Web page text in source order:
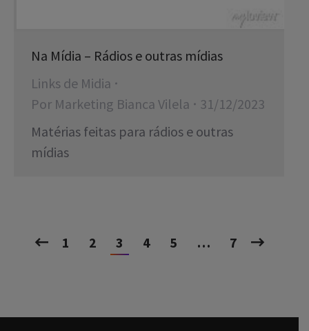
Na Mídia – Rádios e outras mídias
Links de Midia
Por Marketing Bianca Vilela
31/12/2023
Matérias feitas para rádios e outras
mídias
1 2 3 4 5 … 7